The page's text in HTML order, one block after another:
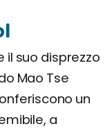
il suo disprezzo
Mao Tse
un
a